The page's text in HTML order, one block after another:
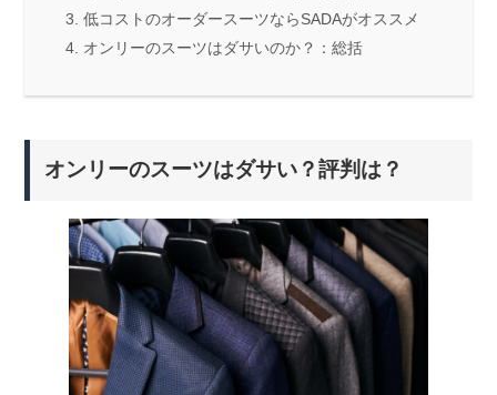
低コストのオーダースーツならSADAがオススメ
オンリーのスーツはダサいのか？：総括
オンリーのスーツはダサい？評判は？